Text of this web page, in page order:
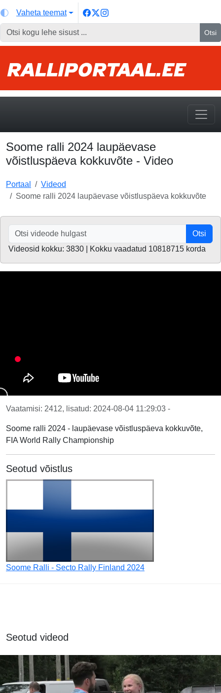
Vaheta teemat
Otsi
Soome ralli 2024 laupäevase
võistluspäeva kokkuvõte - Video
Portaal
Videod
Soome ralli 2024 laupäevase võistluspäeva kokkuvõte
Otsi
Videosid kokku: 3830 | Kokku vaadatud 10818715 korda
Vaatamisi: 2412, lisatud: 2024-08-04 11:29:03 -
Soome ralli 2024 - laupäevase võistluspäeva kokkuvõte,
FIA World Rally Championship
Seotud võistlus
Soome Ralli - Secto Rally Finland 2024
Seotud videod